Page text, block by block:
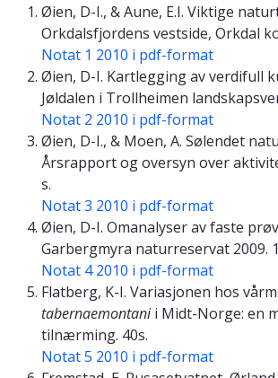
Øien, D-I., & Aune, E.I. Viktige
Orkdalsfjordens vestside, Orkdal
Notat 1 2010 i pdf-format
Øien, D-I. Kartlegging av verdifull
Jøldalen i Trollheimen
Notat 2 2010 i pdf-format
Øien, D-I., & Moen, A. Sølendet
Årsrapport og oversyn over
s.
Notat 3 2010 i pdf-format
Øien, D-I. Omanalyser av faste
Garbergmyra naturreservat 2009.
Notat 4 2010 i pdf-format
Flatberg, K-I. Variasjonen hos
tabernaemontanii Midt-Norge: en
tilnærming. 40s.
Notat 5 2010 i pdf-format